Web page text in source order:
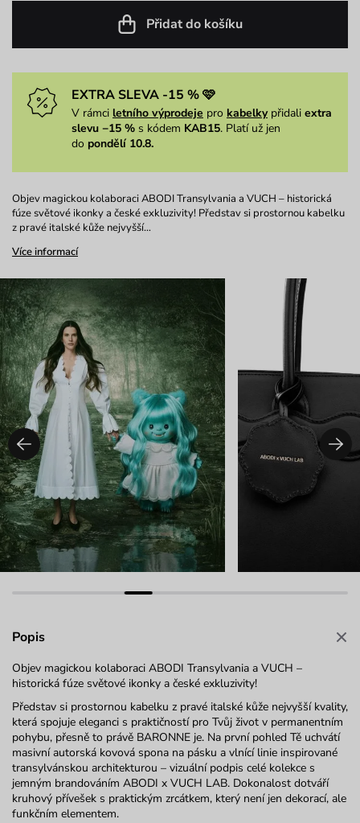
Přidat do košíku
EXTRA SLEVA -15 % 🩷
V rámci letního výprodeje pro kabelkypřidali extra
slevu −15 % s kódem KAB15. Platí už jen
do pondělí 10.8.
Objev magickou kolaboraci ABODI Transylvania a VUCH – historická
fúze světové ikonky a české exkluzivity! Představ si prostornou kabelku
z pravé italské kůže nejvyšší…
Více informací
Popis
Objev magickou kolaboraci ABODI Transylvania a VUCH –
historická fúze světové ikonky a české exkluzivity!
Představ si prostornou kabelku z pravé italské kůže nejvyšší kvality,
která spojuje eleganci s praktičností pro Tvůj život v permanentním
pohybu, přesně to právě BARONNE je. Na první pohled Tě uchvátí
masivní autorská kovová spona na pásku a vlnící linie inspirované
transylvánskou architekturou – vizuální podpis celé kolekce s
jemným brandováním ABODI x VUCH LAB. Dokonalost dotváří
kruhový přívešek s praktickým zrcátkem, který není jen dekorací, ale
funkčním elementem.